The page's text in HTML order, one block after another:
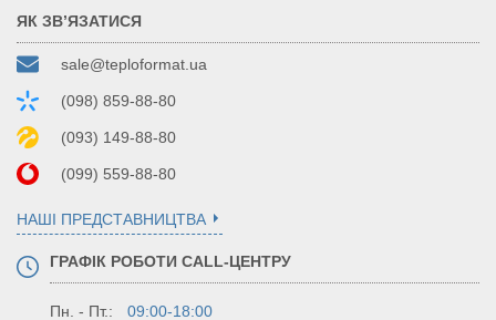
ЯК ЗВ’ЯЗАТИСЯ
sale@teploformat.ua
(098) 859-88-80
(093) 149-88-80
(099) 559-88-80
НАШІ ПРЕДСТАВНИЦТВА
ГРАФІК РОБОТИ CALL-ЦЕНТРУ
Пн. - Пт.: 09:00-18:00